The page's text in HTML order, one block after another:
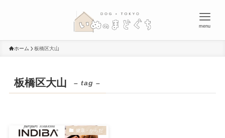
menu
ホーム 板橋区大山
板橋区大山 – tag –
健康・からだ